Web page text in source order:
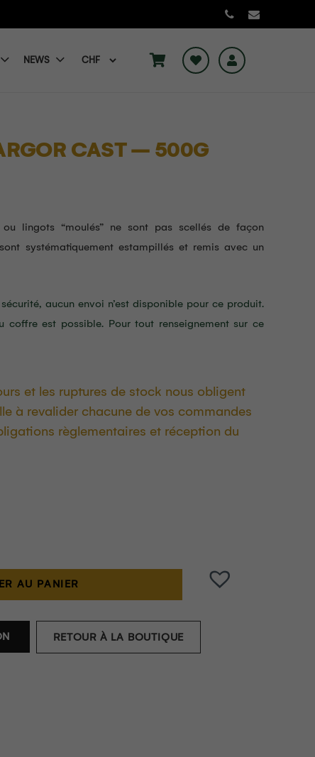
NEWS
CAST – 500G
lingots “moulés” ne sont pas scellés de façon
systématiquement estampillés et remis avec un
aucun envoi n’est disponible pour ce produit.
coffre est possible. Pour tout renseignement sur ce
et les ruptures de stock nous obligent
à revalider chacune de vos commandes
règlementaires et réception du
AU PANIER
RETOUR À LA BOUTIQUE